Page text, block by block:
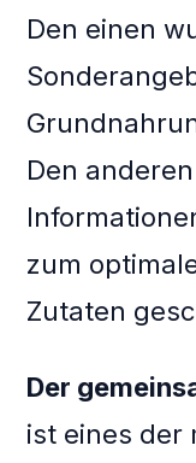
Den einen
Den
zum
Zutaten
Der
ist eines der